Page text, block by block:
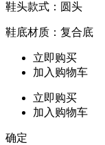
鞋头款式：圆头
鞋底材质：复合底
立即购买
加入购物车
立即购买
加入购物车
确定